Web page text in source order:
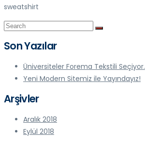
sweatshirt
Son Yazılar
Üniversiteler Forema Tekstili Seçiyor.
Yeni Modern Sitemiz ile Yayındayız!
Arşivler
Aralık 2018
Eylül 2018